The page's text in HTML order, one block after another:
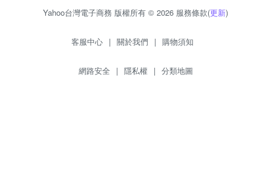
Yahoo台灣電子商務 版權所有 © 2026 服務條款(更新)
客服中心 | 關於我們 | 購物須知
網路安全 | 隱私權 | 分類地圖